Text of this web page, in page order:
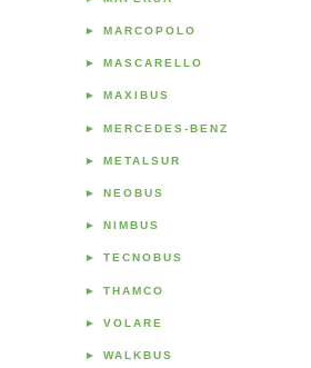
► MARCOPOLO
► MASCARELLO
► MAXIBUS
► MERCEDES-BENZ
► METALSUR
► NEOBUS
► NIMBUS
► TECNOBUS
► THAMCO
► VOLARE
► WALKBUS